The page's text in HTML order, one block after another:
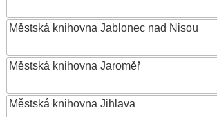
Městská knihovna Jablonec nad Nisou
Městská knihovna Jaroměř
Městská knihovna Jihlava